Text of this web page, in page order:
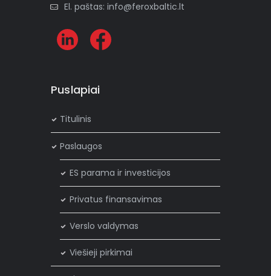
El. paštas: info@feroxbaltic.lt
Puslapiai
Titulinis
Paslaugos
ES parama ir investicijos
Privatus finansavimas
Verslo valdymas
Viešieji pirkimai